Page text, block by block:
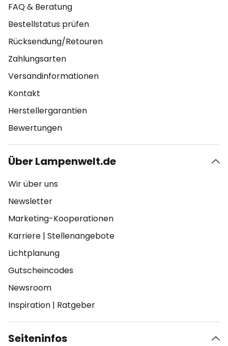
FAQ & Beratung
Bestellstatus prüfen
Rücksendung/Retouren
Zahlungsarten
Versandinformationen
Kontakt
Herstellergarantien
Bewertungen
Über Lampenwelt.de
Wir über uns
Newsletter
Marketing-Kooperationen
Karriere | Stellenangebote
Lichtplanung
Gutscheincodes
Newsroom
Inspiration | Ratgeber
Seiteninfos